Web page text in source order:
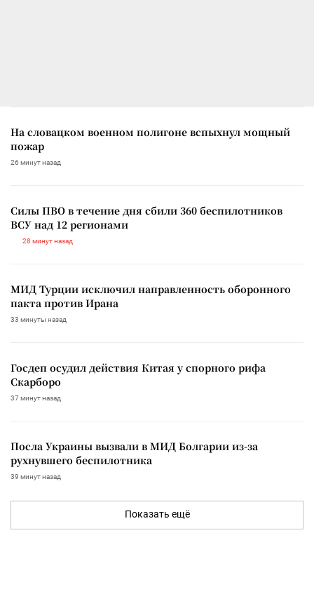
На словацком военном полигоне вспыхнул мощный
пожар
26 минут назад
Силы ПВО в течение дня сбили 360 беспилотников
ВСУ над 12 регионами
28 минут назад
МИД Турции исключил направленность оборонного
пакта против Ирана
33 минуты назад
Госдеп осудил действия Китая у спорного рифа
Скарборо
37 минут назад
Посла Украины вызвали в МИД Болгарии из-за
рухнувшего беспилотника
39 минут назад
Показать ещё